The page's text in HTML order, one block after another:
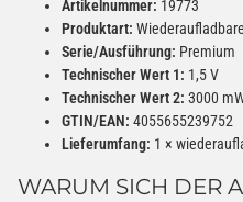
Artikelnummer: 19773
Produktart:
Serie/Ausführung: Premium
Technischer Wert 1: 1,5 V
Technischer Wert 2: 3000
GTIN/EAN: 4055655239752
Lieferumfang: 1 ×
WARUM SICH DER